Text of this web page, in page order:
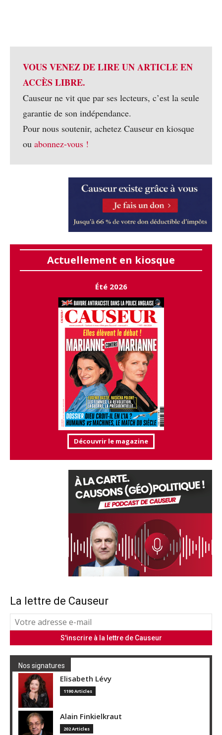
VOUS VENEZ DE LIRE UN ARTICLE EN
ACCÈS LIBRE.
Causeur ne vit que par ses lecteurs, c’est la seule
garantie de son indépendance.
Pour nous soutenir, achetez Causeur en kiosque
ou abonnez-vous !
Actuellement en kiosque
Été 2026
Découvrir le magazine
La lettre de Causeur
Nos signatures
Elisabeth Lévy
1190 Articles
Alain Finkielkraut
202 Articles